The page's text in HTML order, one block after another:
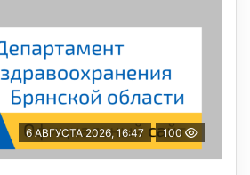
6 АВГУСТА 2026, 16:47 100